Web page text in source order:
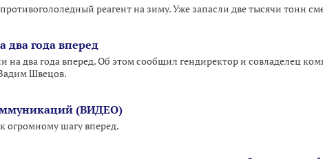
реагент на зиму. Уже запасли две тысячи тонн
два года вперед
на два года вперед. Об этом сообщил гендиректор и совладелец
Швецов.
(ВИДЕО)
огромному шагу вперед.